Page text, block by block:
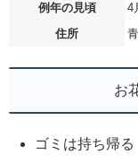
例年の見頃
4
住所
お
ゴミは持ち帰る